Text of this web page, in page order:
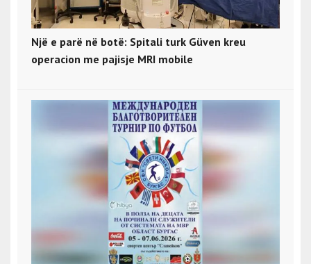
Një e parë në botë: Spitali turk Güven kreu
operacion me pajisje MRI mobile